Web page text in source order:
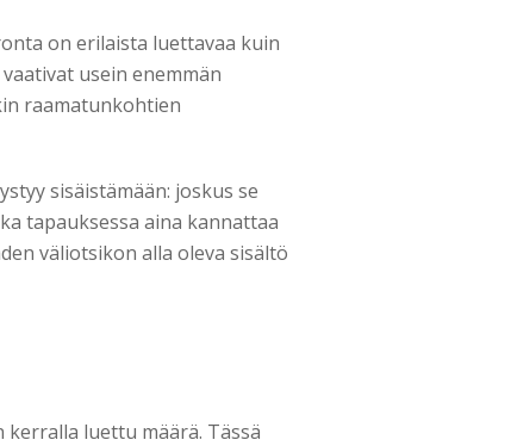
on erilaista luettavaa kuin
usein enemmän
raamatunkohtien
sisäistämään: joskus se
tapauksessa aina kannattaa
väliotsikon alla oleva sisältö
kerralla luettu määrä. Tässä